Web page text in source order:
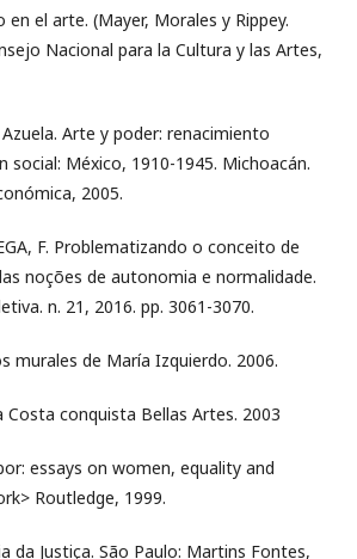
el arte. (Mayer, Morales y Rippey.
Nacional para la Cultura y las Artes,
Azuela. Arte y poder: renacimiento
social: México, 1910-1945. Michoacán.
2005.
F. Problematizando o conceito de
noções de autonomia e normalidade.
n. 21, 2016. pp. 3061-3070.
murales de María Izquierdo. 2006.
Costa conquista Bellas Artes. 2003
essays on women, equality and
Routledge, 1999.
da Justiça. São Paulo: Martins Fontes,